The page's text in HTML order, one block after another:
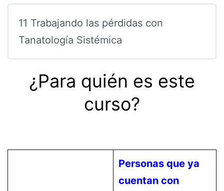
11 Trabajando las pérdidas con
Tanatología Sistémica
¿Para quién es este
curso?
Personas que ya
cuentan con